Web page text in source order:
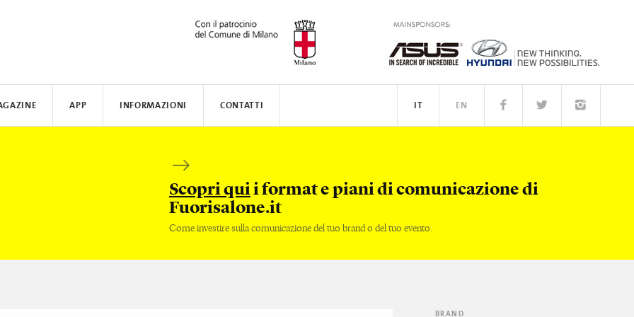
APP INFORMAZIONI CONTATTI EN
IT
Scopri quii format e piani di comunicazione di
Fuorisalone.it
Come investire sulla comunicazione del tuo brand o del tuo evento.
BRAND